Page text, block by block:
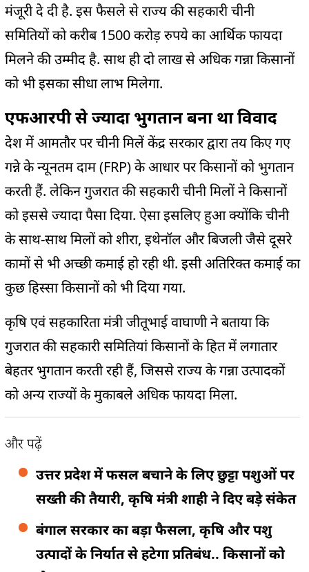
मंजूरी दे दी है. इस फैसले से राज्य की सहकारी चीनी
समितियों को करीब 1500 करोड़ रुपये का आर्थिक फायदा
मिलने की उम्मीद है. साथ ही दो लाख से अधिक गन्ना किसानों
को भी इसका सीधा लाभ मिलेगा.
एफआरपी से ज्यादा भुगतान बना था विवाद
देश में आमतौर पर चीनी मिलें केंद्र सरकार द्वारा तय किए गए
गन्ने के न्यूनतम दाम (FRP) के आधार पर किसानों को भुगतान
करती हैं. लेकिन गुजरात की सहकारी चीनी मिलों ने किसानों
को इससे ज्यादा पैसा दिया. ऐसा इसलिए हुआ क्योंकि चीनी
के साथ-साथ मिलों को शीरा, इथेनॉल और बिजली जैसे दूसरे
कामों से भी अच्छी कमाई हो रही थी. इसी अतिरिक्त कमाई का
कुछ हिस्सा किसानों को भी दिया गया.
कृषि एवं सहकारिता मंत्री जीतूभाई वाघाणी ने बताया कि
गुजरात की सहकारी समितियां किसानों के हित में लगातार
बेहतर भुगतान करती रही हैं, जिससे राज्य के गन्ना उत्पादकों
को अन्य राज्यों के मुकाबले अधिक फायदा मिला.
और पढ़ें
उत्तर प्रदेश में फसल बचाने के लिए छुट्टा पशुओं पर
सख्ती की तैयारी, कृषि मंत्री शाही ने दिए बड़े संकेत
बंगाल सरकार का बड़ा फैसला, कृषि और पशु
उत्पादों के निर्यात से हटेगा प्रतिबंध.. किसानों को